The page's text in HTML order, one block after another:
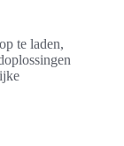
te laden,